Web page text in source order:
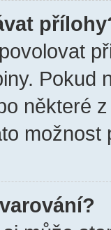
Pokud
některé